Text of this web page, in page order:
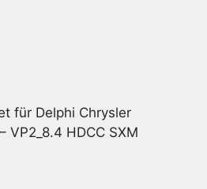
für Delphi Chrysler
VP2_8.4 HDCC SXM